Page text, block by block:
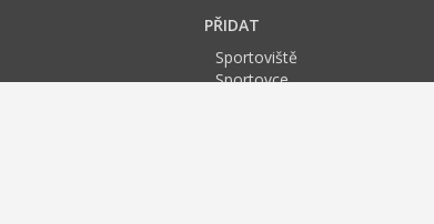
PŘIDAT
Sportoviště
Sportovce